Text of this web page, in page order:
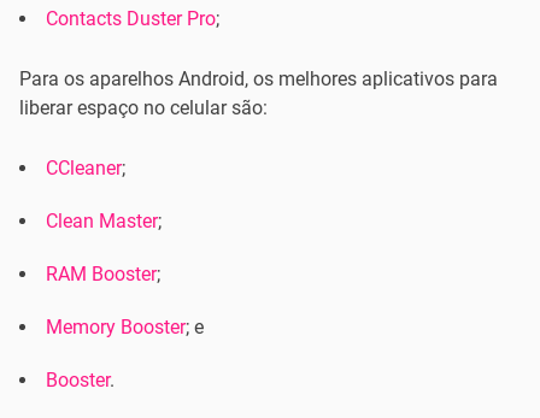
Contacts Duster Pro;
Para os aparelhos Android, os melhores aplicativos para
liberar espaço no celular são:
CCleaner;
Clean Master;
RAM Booster;
Memory Booster; e
Booster.